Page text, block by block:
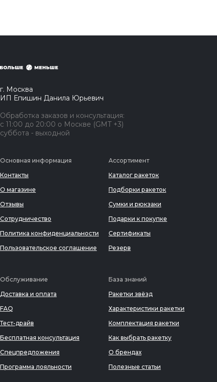
г. Москва
ИП Епишин Данила Юрьевич
Обработка заказов и консультация:
с 11:00 до 20:00 о Москве (GMT +3)
суббота - выходной
Основная информация
Контакты
О магазине
Отзывы
Сотрудничество
Политика конфиденциальности
Пользовательское соглашение
Ассортимент
Каталог ракеток
Подборки ракеток
Сумки и рюкзаки
Подарки к покупке
Сертификаты
Резерв
Обслуживание
Доставка и оплата
FAQ
Тест-драйв
Бесплатная консультация
Спецпредложения
Программа лояльности
База знаний
Ракетки звёзд
Характеристики ракетки
Комплектация ракетки
Как выбрать ракетку
О брендах
Полезные статьи